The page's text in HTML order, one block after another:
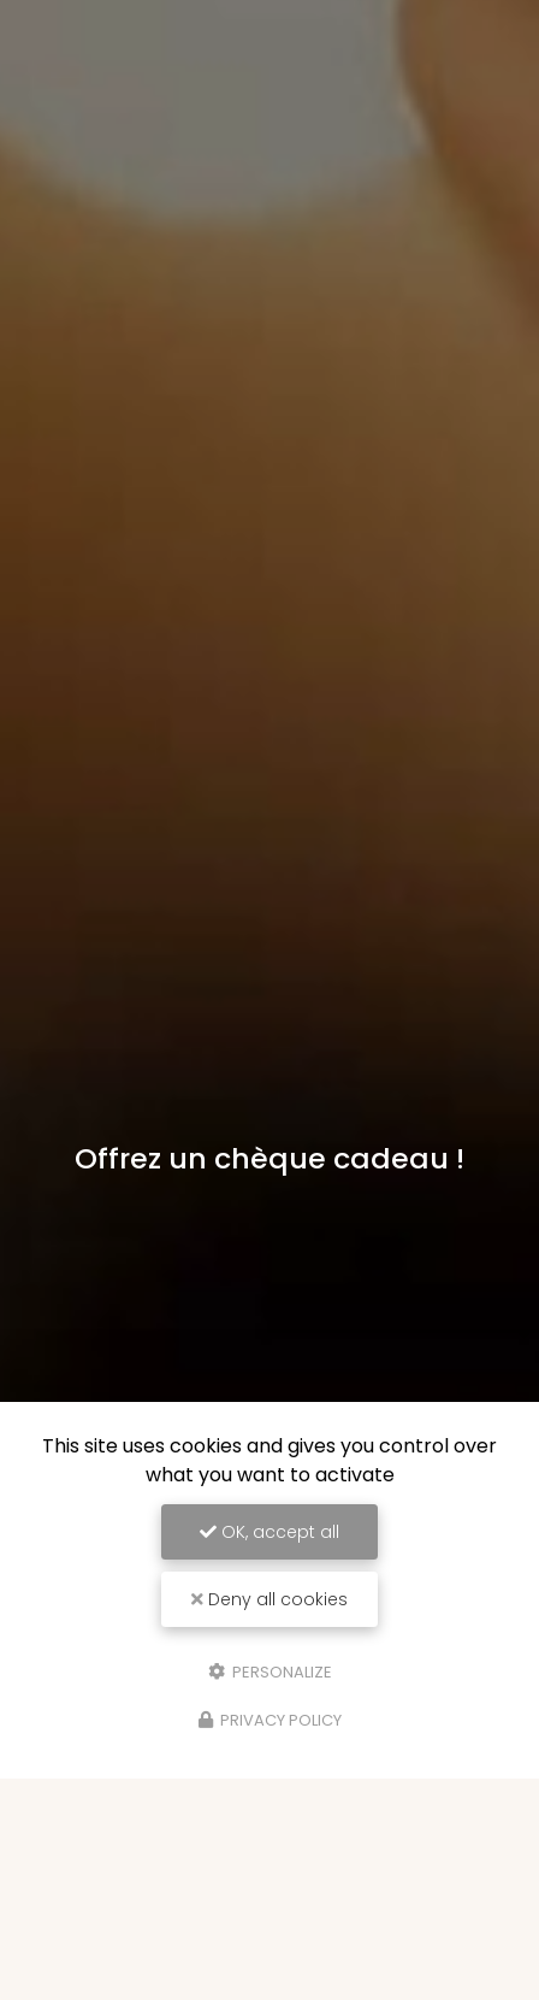
Offrez un chèque cadeau !
This site uses cookies and gives you control over
what you want to activate
OK, accept all
Deny all cookies
PERSONALIZE
PRIVACY POLICY